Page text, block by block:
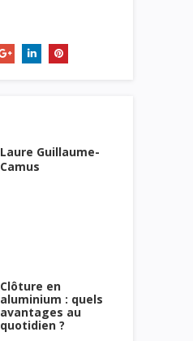
Laure Guillaume-
Camus
Clôture en
aluminium : quels
avantages au
quotidien ?